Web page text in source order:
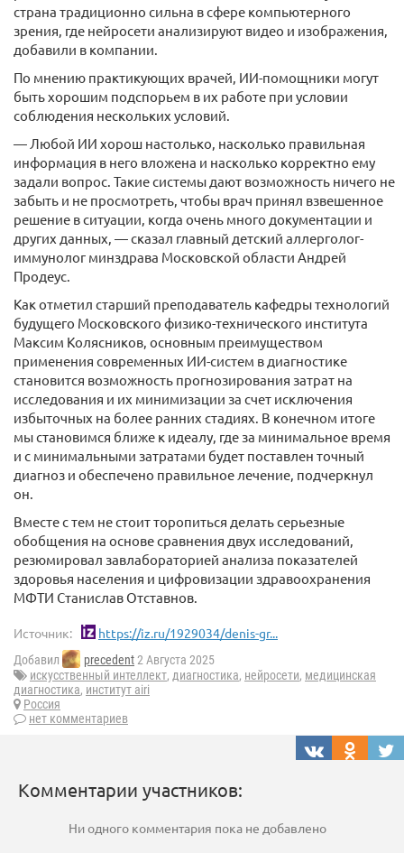
страна традиционно сильна в сфере компьютерного
зрения, где нейросети анализируют видео и изображения,
добавили в компании.
По мнению практикующих врачей, ИИ-помощники могут
быть хорошим подспорьем в их работе при условии
соблюдения нескольких условий.
— Любой ИИ хорош настолько, насколько правильная
информация в него вложена и насколько корректно ему
задали вопрос. Такие системы дают возможность ничего не
забыть и не просмотреть, чтобы врач принял взвешенное
решение в ситуации, когда очень много документации и
других данных, — сказал главный детский аллерголог-
иммунолог минздрава Московской области Андрей
Продеус.
Как отметил старший преподаватель кафедры технологий
будущего Московского физико-технического института
Максим Колясников, основным преимуществом
применения современных ИИ-систем в диагностике
становится возможность прогнозирования затрат на
исследования и их минимизации за счет исключения
избыточных на более ранних стадиях. В конечном итоге
мы становимся ближе к идеалу, где за минимальное время
и с минимальными затратами будет поставлен точный
диагноз и обеспечено правильное лечение, подчеркнул
он.
Вместе с тем не стоит торопиться делать серьезные
обобщения на основе сравнения двух исследований,
резюмировал завлабораторией анализа показателей
здоровья населения и цифровизации здравоохранения
МФТИ Станислав Отставнов.
Источник: https://iz.ru/1929034/denis-gr...
Добавил precedent2 Августа 2025
искусственный интеллект, диагностика, нейросети, медицинская
диагностика, институт airi
Россия
нет комментариев
Комментарии участников:
Ни одного комментария пока не добавлено